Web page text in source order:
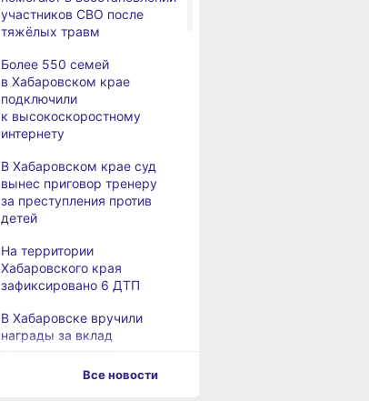
участников СВО после
тяжёлых травм
Более 550 семей
в Хабаровском крае
подключили
к высокоскоростному
интернету
В Хабаровском крае суд
вынес приговор тренеру
за преступления против
детей
На территории
Хабаровского края
зафиксировано 6 ДТП
В Хабаровске вручили
награды за вклад
Все новости